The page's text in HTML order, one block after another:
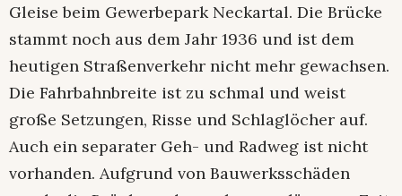
Gleise beim Gewerbepark Neckartal. Die Brücke
stammt noch aus dem Jahr 1936 und ist dem
heutigen Straßenverkehr nicht mehr gewachsen.
Die Fahrbahnbreite ist zu schmal und weist
große Setzungen, Risse und Schlaglöcher auf.
Auch ein separater Geh- und Radweg ist nicht
vorhanden. Aufgrund von Bauwerksschäden